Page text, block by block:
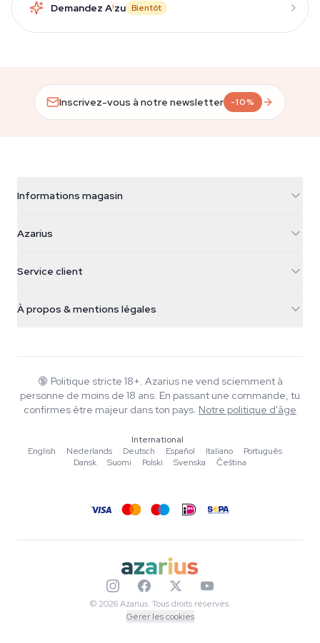
Demandez Aizu Bientôt
Inscrivez-vous à notre newsletter -10%
Informations magasin
Galvaniweg 11
Nederland
+31(0)204897914
Azarius
Smokeshop
Service client
Politique de retour
Politique de confidentialité
À propos & mentions légales
Wiki
Rédacteurs
Outils & Calculateurs
🔞 Politique stricte 18+. Azarius ne vend sciemment à
personne de moins de 18 ans. En passant une commande, tu
confirmes être majeur dans ton pays. Notre politique d'âge
International
English
·Nederlands ·Deutsch ·Español ·Italiano ·Português
·
Dansk
·Suomi ·Polski ·Svenska ·Čeština
© 2026 Azarius. Tous droits réservés.
Gérer les cookies